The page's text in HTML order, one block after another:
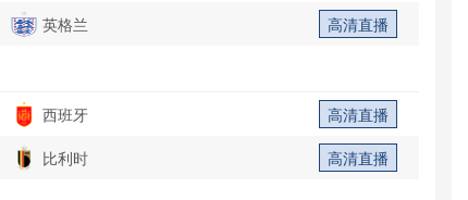
英格兰 高清直播
西班牙
高清直播
比利时 高清直播